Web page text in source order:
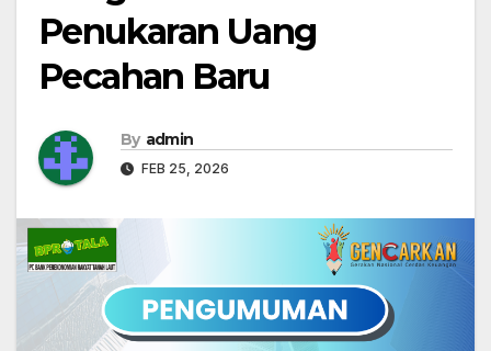
Penukaran Uang
Pecahan Baru
By admin
FEB 25, 2026